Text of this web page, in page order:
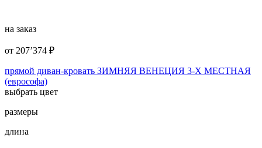
на заказ
от 207’374 ₽
прямой диван-кровать ЗИМНЯЯ ВЕНЕЦИЯ 3-Х МЕСТНАЯ
(еврософа)
выбрать цвет
размеры
длина